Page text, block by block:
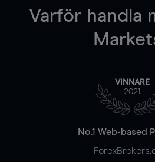
Varför handla
VINNARE
2021
No.1 Web-based